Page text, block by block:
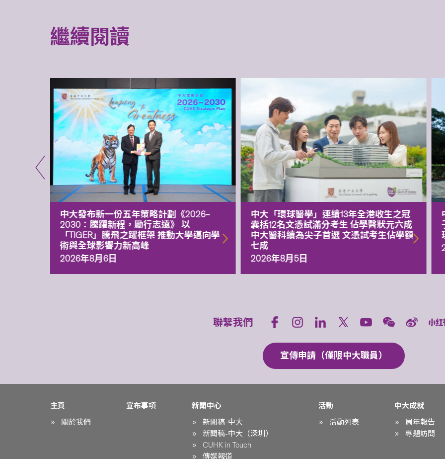
繼續閱讀
中大發布新一份五年策略計劃《2026‒
2030：騰躍新程，勵行志遠》 以
「TIGER」騰飛之躍框架 推動大學邁向學
術與全球影響力新高峰
2026年8月6日
中大「環球醫學」連續13年全港收生之冠
囊括12名文憑試滿分考生 佔學醫狀元六成
中大醫科續為尖子首選 文憑試考生佔學額
七成
2026年8月5日
聯繫我們
宣傳申請（僅限中大職員）
主頁
關於我們
宣布事項
新聞中心
新聞稿-中大
新聞稿-中大（深圳）
CUHK in Touch
傳媒報道
活動
活動列表
中大成就
周年報告
專題訪問